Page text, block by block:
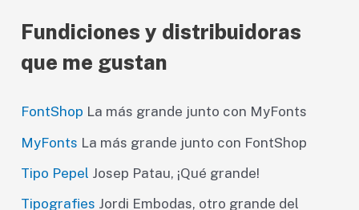
Fundiciones y distribuidoras
que me gustan
FontShop La más grande junto con MyFonts
MyFonts La más grande junto con FontShop
Tipo Pepel Josep Patau, ¡Qué grande!
Tipografies Jordi Embodas, otro grande del